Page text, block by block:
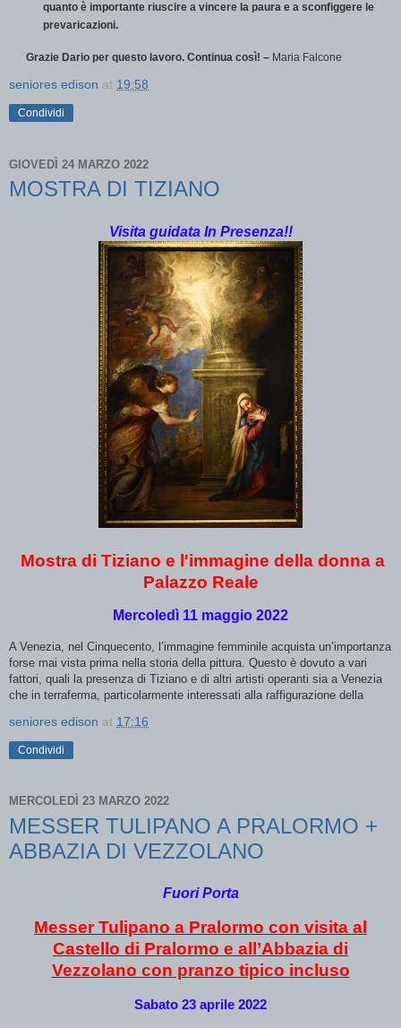
quanto è importante riuscire a vincere la paura e a sconfiggere le
prevaricazioni.
Grazie Dario per questo lavoro. Continua così! – Maria Falcone
seniores edison at 19:58
Condividi
GIOVEDÌ 24 MARZO 2022
MOSTRA DI TIZIANO
Visita guidata In Presenza!!
Mostra di Tiziano e l'immagine della donna a
Palazzo Reale
Mercoledì 11 maggio 2022
A Venezia, nel Cinquecento, l’immagine femminile acquista un’importanza
forse mai vista prima nella storia della pittura. Questo è dovuto a vari
fattori, quali la presenza di Tiziano e di altri artisti operanti sia a Venezia
che in terraferma, particolarmente interessati alla raffigurazione della
seniores edison at 17:16
Condividi
MERCOLEDÌ 23 MARZO 2022
MESSER TULIPANO A PRALORMO +
ABBAZIA DI VEZZOLANO
Fuori Porta
Messer Tulipano a Pralormo con visita al
Castello di Pralormo e all’Abbazia di
Vezzolano con pranzo tipico incluso
Sabato 23 aprile 2022